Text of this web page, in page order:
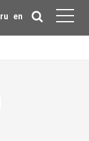
ru en